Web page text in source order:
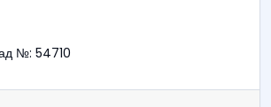
№: 54710